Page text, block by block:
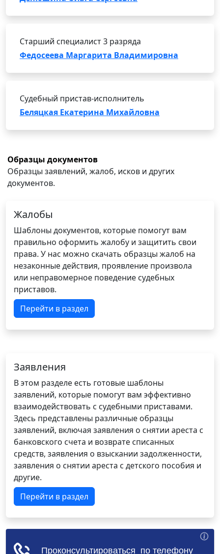
Старший специалист 3 разряда
Федосеева Маргарита Владимировна
Судебный пристав-исполнитель
Беляцкая Екатерина Михайловна
Образцы документов
Образцы заявлений, жалоб, исков и других
документов.
Жалобы
Шаблоны документов, которые помогут вам
правильно оформить жалобу и защитить свои
права. У нас можно скачать образцы жалоб на
незаконные действия, проявление произвола
или неправомерное поведение судебных
приставов.
Перейти в раздел
Заявления
В этом разделе есть готовые шаблоны
заявлений, которые помогут вам эффективно
взаимодействовать с судебными приставами.
Здесь представлены различные образцы
заявлений, включая заявления о снятии ареста с
банковского счета и возврате списанных
средств, заявления о взыскании задолженности,
заявления о снятии ареста с детского пособия и
другие.
Перейти в раздел